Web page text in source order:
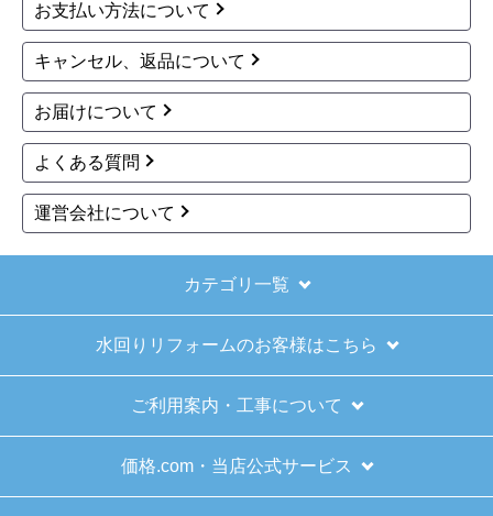
お支払い方法について
キャンセル、返品について
お届けについて
よくある質問
運営会社について
カテゴリ一覧
水回りリフォームのお客様はこちら
ご利用案内・工事について
価格.com・当店公式サービス